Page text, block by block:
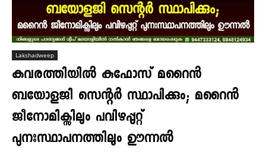
Lakshadweep
കവരത്തിയിൽ കുഫോസ് മറൈൻ
ബയോളജി സെന്റർ സ്ഥാപിക്കും; മറൈൻ
ജീനോമിക്സിലും പവിഴപ്പുറ്റ്
പുനഃസ്ഥാപനത്തിലും ഊന്നൽ